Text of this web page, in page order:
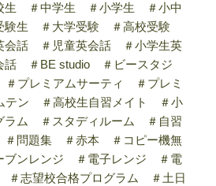
生 ＃中学生 ＃小学生 ＃小中
生 ＃大学受験 ＃高校受験
会話 ＃児童英会話 ＃小学生英
話 ＃BE studio ＃ビースタジ
プレミアムサーティ ＃プレミ
テン ＃高校生自習メイト ＃小
ラム ＃スタディルーム ＃自習
問題集 ＃赤本 ＃コピー機無
ンレンジ ＃電子レンジ ＃電
志望校合格プログラム ＃土日